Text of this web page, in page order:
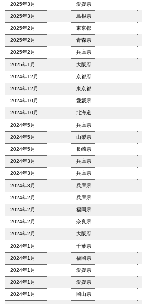
2025年3月 愛媛県
2025年3月 島根県
2025年2月 東京都
2025年2月 青森県
2025年2月 兵庫県
2025年1月 大阪府
2024年12月 京都府
2024年12月 東京都
2024年10月 愛媛県
2024年10月 北海道
2024年5月 兵庫県
2024年5月 山梨県
2024年5月 長崎県
2024年3月 兵庫県
2024年3月 兵庫県
2024年3月 兵庫県
2024年2月 兵庫県
2024年2月 福岡県
2024年2月 奈良県
2024年2月 大阪府
2024年1月 千葉県
2024年1月 福岡県
2024年1月 愛媛県
2024年1月 愛媛県
2024年1月 岡山県